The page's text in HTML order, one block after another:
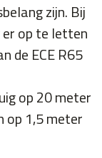
zijn. Bij
op te letten
de ECE R65
op 20 meter
op 1,5 meter